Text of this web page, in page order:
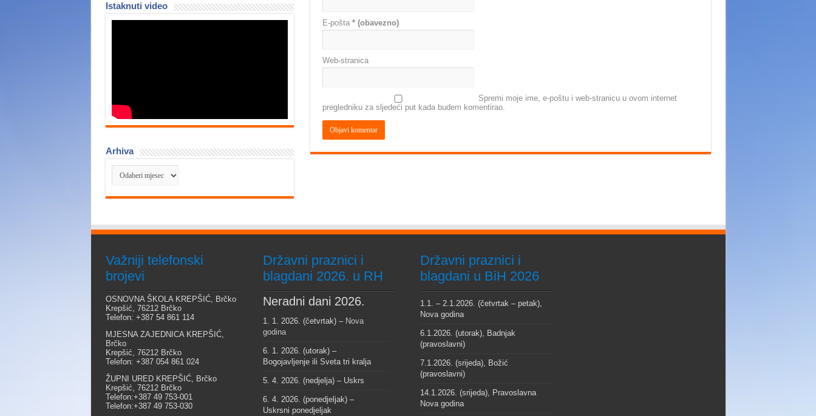
E-pošta * (obavezno)
Web-stranica
Spremi moje ime, e-poštu i web-stranicu u ovom internet
pregledniku za sljedeći put kada budem komentirao.
Istaknuti video
Arhiva
Arhiva
Važniji telefonski
brojevi
OSNOVNA ŠKOLA KREPŠIĆ, Brčko
Krepšić, 76212 Brčko
Telefon: +387 54 861 114
MJESNA ZAJEDNICA KREPŠIĆ,
Brčko
Krepšić, 76212 Brčko
Telefon: +387 054 861 024
ŽUPNI URED KREPŠIĆ, Brčko
Krepšić, 76212 Brčko
Telefon:+387 49 753-001
Telefon:+387 49 753-030
Državni praznici i
blagdani 2026. u RH
Neradni dani 2026.
1. 1. 2026. (četvrtak) – Nova
godina
6. 1. 2026. (utorak) –
Bogojavljenje ili Sveta tri kralja
5. 4. 2026. (nedjelja) – Uskrs
6. 4. 2026. (ponedjeljak) –
Uskrsni ponedjeljak
Državni praznici i
blagdani u BiH 2026
1.1. – 2.1.2026. (četvrtak – petak),
Nova godina
6.1.2026. (utorak), Badnjak
(pravoslavni)
7.1.2026. (srijeda), Božić
(pravoslavni)
14.1.2026. (srijeda), Pravoslavna
Nova godina